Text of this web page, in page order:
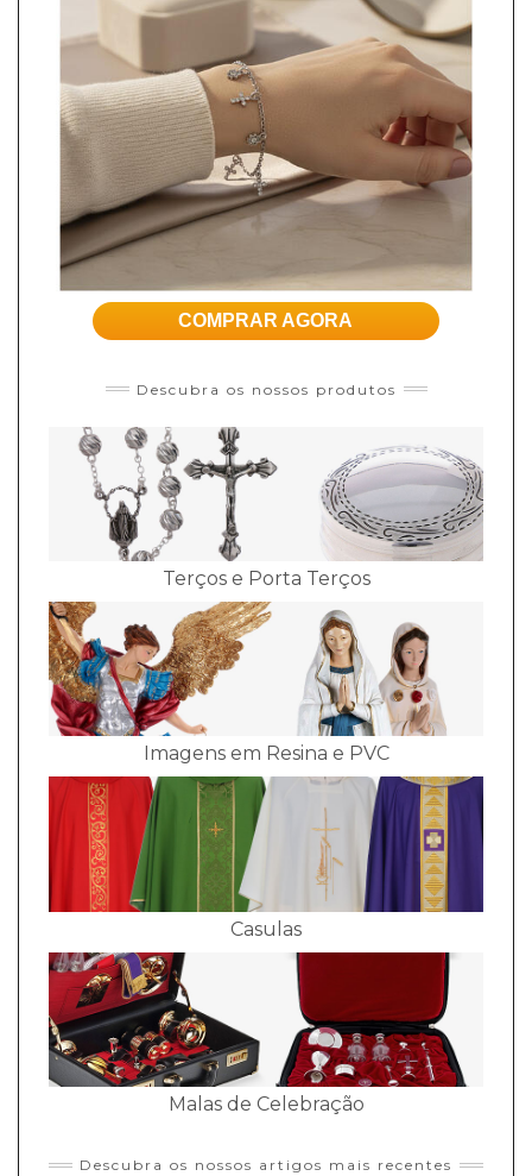
COMPRAR AGORA
Descubra os nossos produtos
Terços e Porta Terços
Imagens em Resina e PVC
Casulas
Malas de Celebração
Descubra os nossos artigos mais recentes